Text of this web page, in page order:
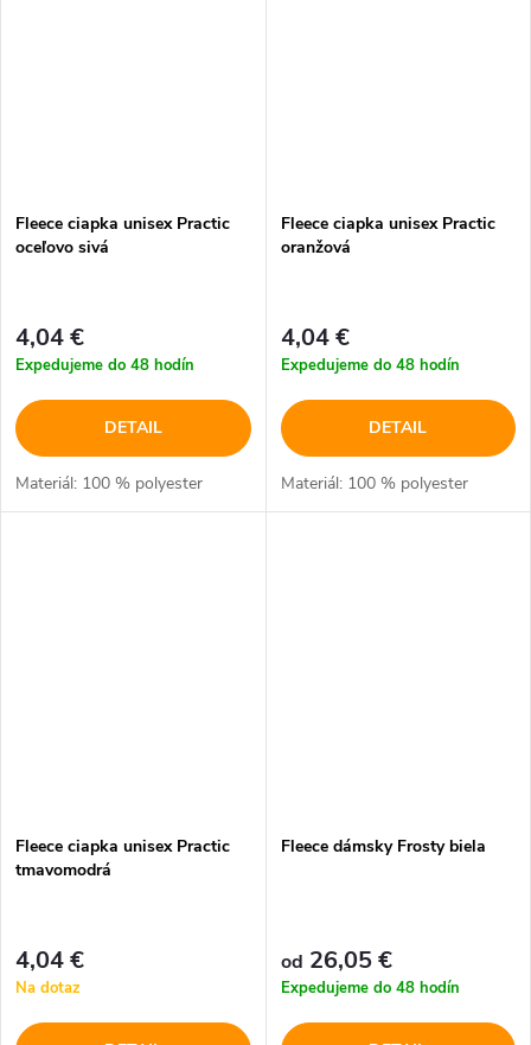
Fleece ciapka unisex Practic
oceľovo sivá
4,04 €
Expedujeme do 48 hodín
DETAIL
Materiál: 100 % polyester
Fleece ciapka unisex Practic
oranžová
4,04 €
Expedujeme do 48 hodín
DETAIL
Materiál: 100 % polyester
Fleece ciapka unisex Practic
tmavomodrá
4,04 €
Na dotaz
Fleece dámsky Frosty biela
od 26,05 €
Expedujeme do 48 hodín